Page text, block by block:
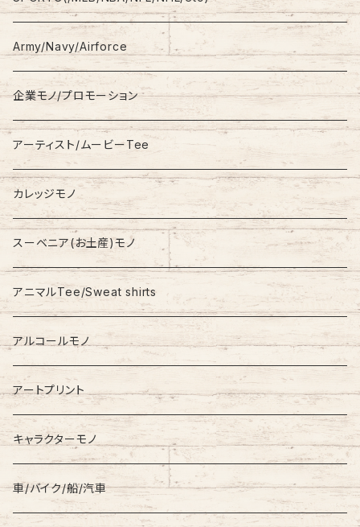
S/S
Hoodie
Fleece
Knit/Sweater
Jacket
Nylon Jacket
Stadium Jumper
Coat
Champion
Carhartt
Columbia
NAUTICA
NIKE
RALPH LAUREN
TOMMY HILFIGER
Levi’s
Army/Navy/Airforce
企業モノ/プロモーション
アーティスト/ムービーTee
カレッジモノ
スーベニア(お土産)モノ
アニマルTee/Sweat shirts
アルコールモノ
アートプリント
キャラクターモノ
車/バイク/船/汽車